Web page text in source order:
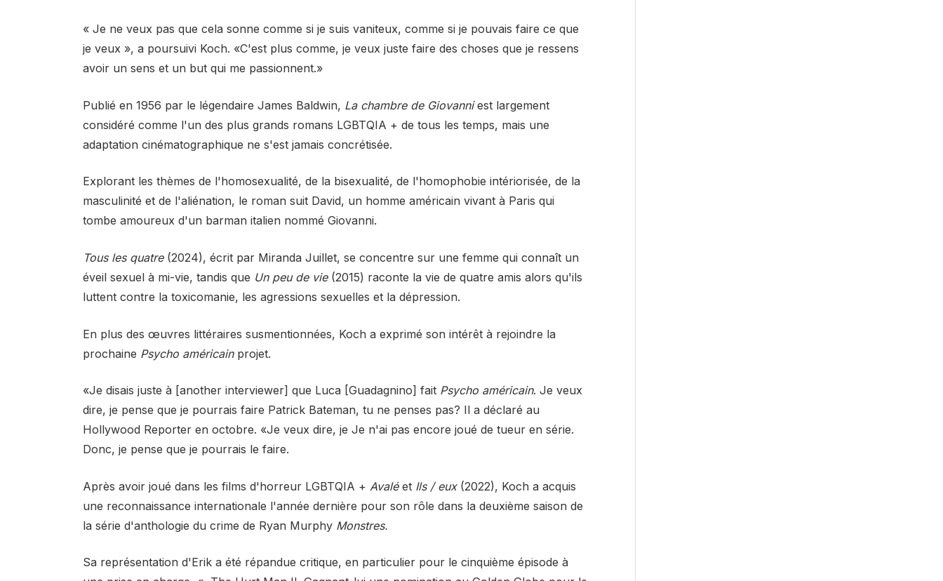
« Je ne veux pas que cela sonne comme si je suis vaniteux, comme si je pouvais faire ce que
je veux », a poursuivi Koch. «C'est plus comme, je veux juste faire des choses que je ressens
avoir un sens et un but qui me passionnent.»
Publié en 1956 par le légendaire James Baldwin, La chambre de Giovanniest largement
considéré comme l'un des plus grands romans LGBTQIA + de tous les temps, mais une
adaptation cinématographique ne s'est jamais concrétisée.
Explorant les thèmes de l'homosexualité, de la bisexualité, de l'homophobie intériorisée, de la
masculinité et de l'aliénation, le roman suit David, un homme américain vivant à Paris qui
tombe amoureux d'un barman italien nommé Giovanni.
Tous les quatre(2024), écrit par Miranda Juillet, se concentre sur une femme qui connaît un
éveil sexuel à mi-vie, tandis que Un peu de vie(2015) raconte la vie de quatre amis alors qu'ils
luttent contre la toxicomanie, les agressions sexuelles et la dépression.
En plus des œuvres littéraires susmentionnées, Koch a exprimé son intérêt à rejoindre la
prochaine Psycho américain projet.
«Je disais juste à [another interviewer] que Luca [Guadagnino] faitPsycho américain. Je veux
dire, je pense que je pourrais faire Patrick Bateman, tu ne penses pas? Il a déclaré au
Hollywood Reporter en octobre. «Je veux dire, je Je n'ai pas encore joué de tueur en série.
Donc, je pense que je pourrais le faire.
Après avoir joué dans les films d'horreur LGBTQIA + Avaléet Ils / eux(2022), Koch a acquis
une reconnaissance internationale l'année dernière pour son rôle dans la deuxième saison de
la série d'anthologie du crime de Ryan Murphy Monstres.
Sa représentation d'Erik a été répandue critique, en particulier pour le cinquième épisode à